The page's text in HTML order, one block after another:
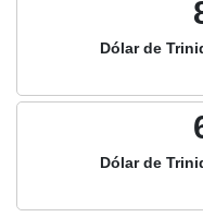
Dólar de
Dólar de